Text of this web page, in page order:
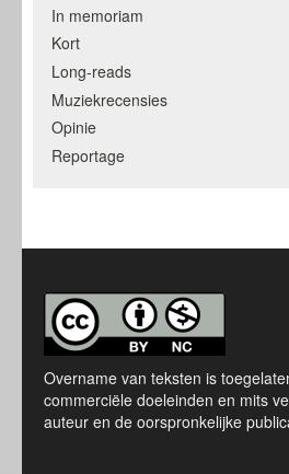
In memoriam
Kort
Long-reads
Muziekrecensies
Opinie
Reportage
Overname van teksten is
commerciële doeleinden en mits
auteur en de oorspronkelijke